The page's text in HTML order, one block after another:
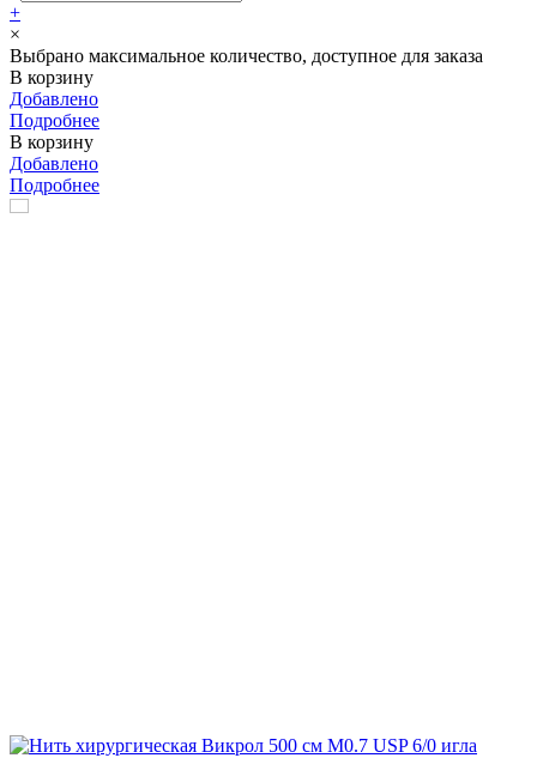
+
×
Выбрано максимальное количество, доступное для заказа
В корзину
Добавлено
Подробнее
В корзину
Добавлено
Подробнее